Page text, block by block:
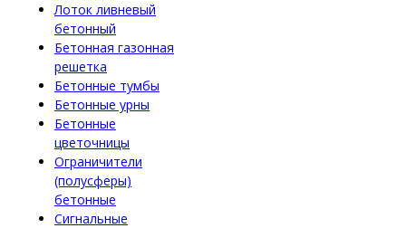
Лоток ливневый
бетонный
Бетонная газонная
решетка
Бетонные тумбы
Бетонные урны
Бетонные
цветочницы
Ограничители
(полусферы)
бетонные
Сигнальные